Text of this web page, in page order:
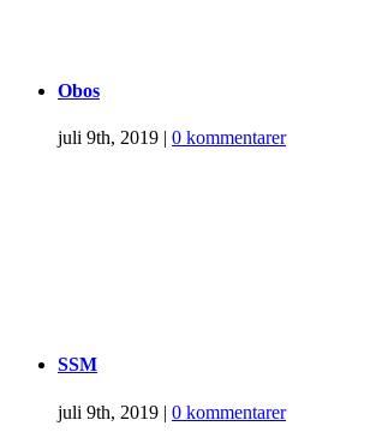
Obos
juli 9th, 2019 | 0 kommentarer
SSM
juli 9th, 2019 | 0 kommentarer